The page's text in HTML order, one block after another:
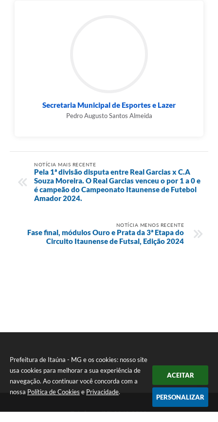
Prefeitura de Itaúna - MG e os cookies: nosso site
usa cookies para melhorar a sua experiência de
navegação. Ao continuar você concorda com a
nossa Política de Cookies e Privacidade.
ACEITAR
PERSONALIZAR
Secretaria Municipal de Esportes e Lazer
Pedro Augusto Santos Almeida
NOTÍCIA MAIS RECENTE
Pela 1ª divisão disputa entre Real Garcias x C.A
Souza Moreira. O Real Garcias venceu o por 1 a 0 e
é campeão do Campeonato Itaunense de Futebol
Amador 2024.
NOTÍCIA MENOS RECENTE
Fase final, módulos Ouro e Prata da 3ª Etapa do
Circuito Itaunense de Futsal, Edição 2024
Telefone: (37) 3249-9500